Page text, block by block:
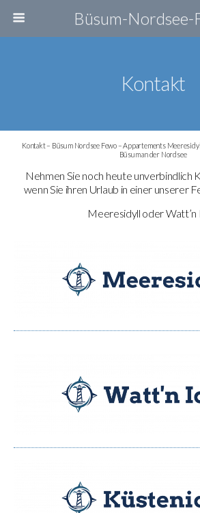
Büsum-Nordsee-
Kontakt
Kontakt – Büsum Nordsee Fewo – Appartements
Büsum an der Nordsee
Nehmen Sie noch heute unverbindlich
wenn Sie ihren Urlaub in einer unserer
Meeresidyll oder Watt’n